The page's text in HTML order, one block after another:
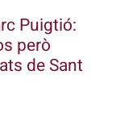
Puigtió:
però
de Sant